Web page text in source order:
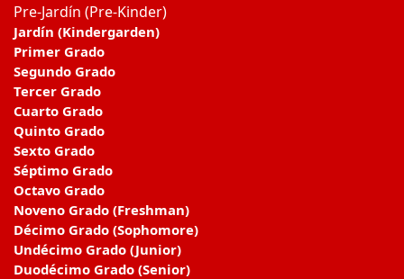
Pre-Jardín (Pre-Kinder)
Jardín (Kindergarden)
Primer Grado
Segundo Grado
Tercer Grado
Cuarto Grado
Quinto Grado
Sexto Grado
Séptimo Grado
Octavo Grado
Noveno Grado (Freshman)
Décimo Grado (Sophomore)
Undécimo Grado (Junior)
Duodécimo Grado (Senior)